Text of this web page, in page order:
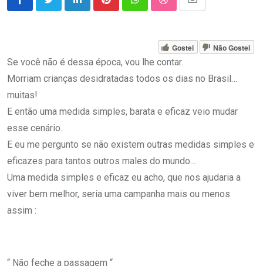
LinkedInPinterestWhatsappStumbleUpon
Share
Email
Gostei Não Gostei
Se você não é dessa época, vou lhe contar.
Morriam crianças desidratadas todos os dias no Brasil…
muitas!
E então uma medida simples, barata e eficaz veio mudar
esse cenário.
E eu me pergunto se não existem outras medidas simples e
eficazes para tantos outros males do mundo…
Uma medida simples e eficaz eu acho, que nos ajudaria a
viver bem melhor, seria uma campanha mais ou menos
assim :
“ Não feche a passagem “